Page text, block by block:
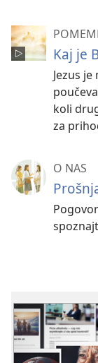
Kaj je
Jezus
koli
za
O NAS